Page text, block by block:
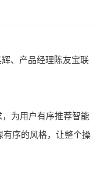
、产品经理陈友宝联
为用户有序推荐智能
有序的风格，让整个操